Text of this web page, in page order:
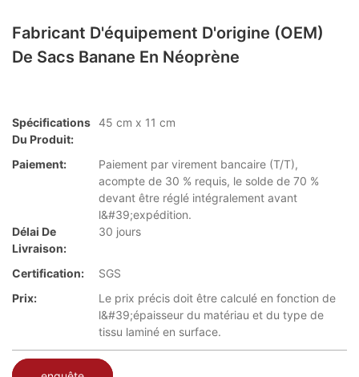
Fabricant D'équipement D'origine (OEM)
De Sacs Banane En Néoprène
Spécifications
Du Produit:
45 cm x 11 cm
Paiement:
Paiement par virement bancaire (T/T),
acompte de 30 % requis, le solde de 70 %
devant être réglé intégralement avant
l&#39;expédition.
Délai De
Livraison:
30 jours
Certification:
SGS
Prix:
Le prix précis doit être calculé en fonction de
l&#39;épaisseur du matériau et du type de
tissu laminé en surface.